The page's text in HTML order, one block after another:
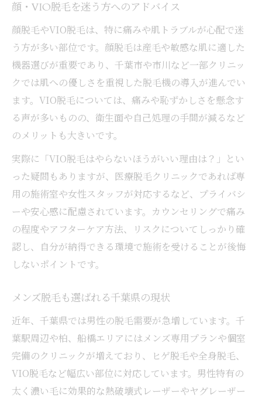
顔・VIO脱毛を迷う方へのアドバイス
顔脱毛やVIO脱毛は、特に痛みや肌トラブルが心配で迷
う方が多い部位です。顔脱毛は産毛や敏感な肌に適した
機器選びが重要であり、千葉市や市川など一部クリニッ
クでは肌への優しさを重視した脱毛機の導入が進んでい
ます。VIO脱毛については、痛みや恥ずかしさを懸念す
る声が多いものの、衛生面や自己処理の手間が減るなど
のメリットも大きいです。
実際に「VIO脱毛はやらないほうがいい理由は？」とい
った疑問もありますが、医療脱毛クリニックであれば専
用の施術室や女性スタッフが対応するなど、プライバシ
ーや安心感に配慮されています。カウンセリングで痛み
の程度やアフターケア方法、リスクについてしっかり確
認し、自分が納得できる環境で施術を受けることが後悔
しないポイントです。
メンズ脱毛も選ばれる千葉県の現状
近年、千葉県では男性の脱毛需要が急増しています。千
葉駅周辺や柏、船橋エリアにはメンズ専用プランや個室
完備のクリニックが増えており、ヒゲ脱毛や全身脱毛、
VIO脱毛など幅広い部位に対応しています。男性特有の
太く濃い毛に効果的な熱破壊式レーザーやヤグレーザー